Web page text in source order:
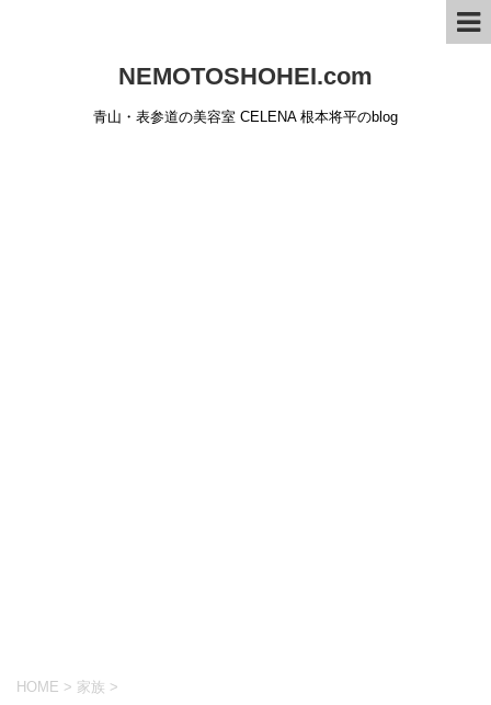
NEMOTOSHOHEI.com
青山・表参道の美容室 CELENA 根本将平のblog
HOME > 家族 >